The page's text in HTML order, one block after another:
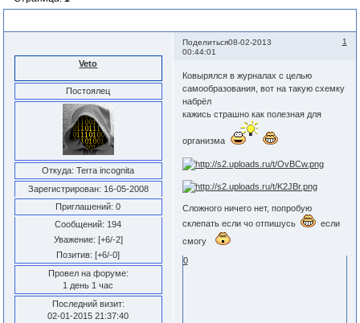
Поделиться 1
08-02-2013
00:44:01
Veto
Постоялец
Откуда: Terra incognita
Зарегистрирован: 16-05-2008
Приглашений: 0
Сообщений: 194
Уважение: [+6/-2]
Позитив: [+6/-0]
Провел на форуме:
1 день 1 час
Последний визит:
02-01-2015 21:37:40
Ковырялся в журналах с целью
самообразования, вот на такую схемку
набрёл
кажись страшно как полезная для
организма
Сложного ничего нет, попробую
склепать если чо отпишусь
если
смогу
0